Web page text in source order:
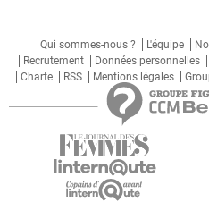
Qui sommes-nous ? L'équipe
Recrutement
Données personnelles
Charte
RSS Mentions légales